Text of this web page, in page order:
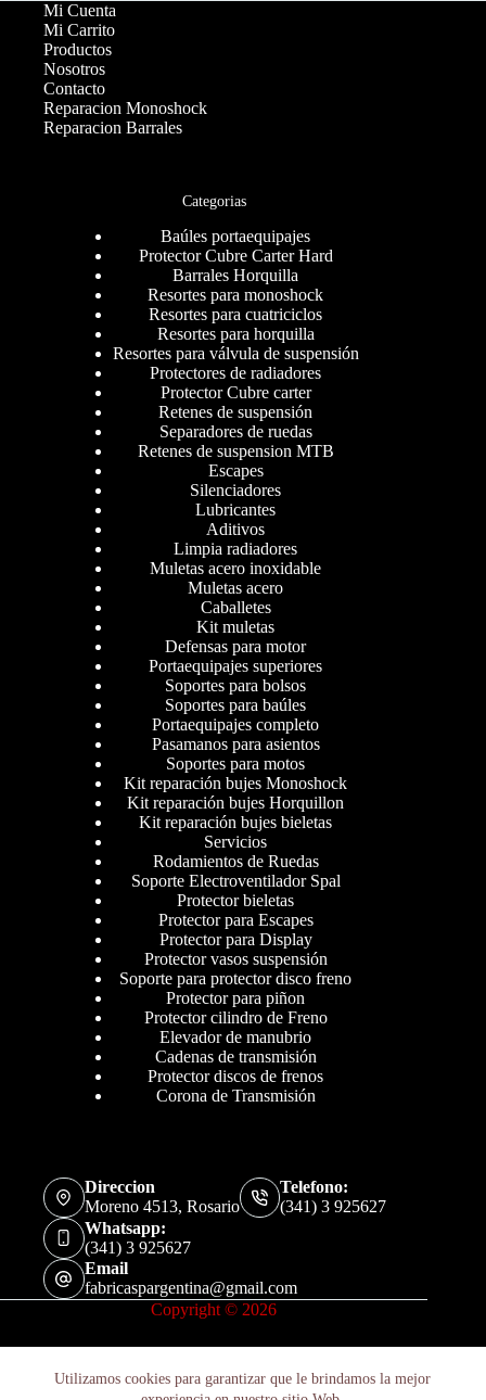
Utilizamos cookies para garantizar que le brindamos la mejor
Mi Cuenta
Mi Carrito
Productos
Nosotros
Contacto
Reparacion Monoshock
Reparacion Barrales
Categorias
Baúles portaequipajes
Protector Cubre Carter Hard
Barrales Horquilla
Resortes para monoshock
Resortes para cuatriciclos
Resortes para horquilla
Resortes para válvula de suspensión
Protectores de radiadores
Protector Cubre carter
Retenes de suspensión
Separadores de ruedas
Retenes de suspension MTB
Escapes
Silenciadores
Lubricantes
Aditivos
Limpia radiadores
Muletas acero inoxidable
Muletas acero
Caballetes
Kit muletas
Defensas para motor
Portaequipajes superiores
Soportes para bolsos
Soportes para baúles
Portaequipajes completo
Pasamanos para asientos
Soportes para motos
Kit reparación bujes Monoshock
Kit reparación bujes Horquillon
Kit reparación bujes bieletas
Servicios
Rodamientos de Ruedas
Soporte Electroventilador Spal
Protector bieletas
Protector para Escapes
Protector para Display
Protector vasos suspensión
Soporte para protector disco freno
Protector para piñon
Protector cilindro de Freno
Elevador de manubrio
Cadenas de transmisión
Protector discos de frenos
Corona de Transmisión
Direccion
Moreno 4513, Rosario
Telefono:
(341) 3 925627
Whatsapp:
(341) 3 925627
Email
fabricaspargentina@gmail.com
Copyright © 2026